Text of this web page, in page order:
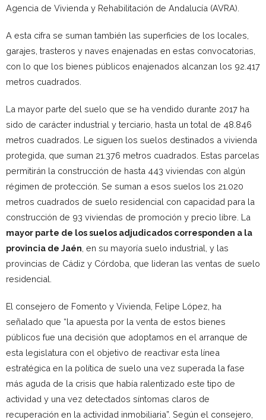
Agencia de Vivienda y Rehabilitación de Andalucía (AVRA).
A esta cifra se suman también las superficies de los locales,
garajes, trasteros y naves enajenadas en estas convocatorias,
con lo que los bienes públicos enajenados alcanzan los 92.417
metros cuadrados.
La mayor parte del suelo que se ha vendido durante 2017 ha
sido de carácter industrial y terciario, hasta un total de 48.846
metros cuadrados. Le siguen los suelos destinados a vivienda
protegida, que suman 21.376 metros cuadrados. Estas parcelas
permitirán la construcción de hasta 443 viviendas con algún
régimen de protección. Se suman a esos suelos los 21.020
metros cuadrados de suelo residencial con capacidad para la
construcción de 93 viviendas de promoción y precio libre. La
mayor parte de los suelos adjudicados corresponden a la
provincia de Jaén , en su mayoría suelo industrial, y las
provincias de Cádiz y Córdoba, que lideran las ventas de suelo
residencial.
El consejero de Fomento y Vivienda, Felipe López, ha
señalado que “la apuesta por la venta de estos bienes
públicos fue una decisión que adoptamos en el arranque de
esta legislatura con el objetivo de reactivar esta línea
estratégica en la política de suelo una vez superada la fase
más aguda de la crisis que había ralentizado este tipo de
actividad y una vez detectados síntomas claros de
recuperación en la actividad inmobiliaria”. Según el consejero,